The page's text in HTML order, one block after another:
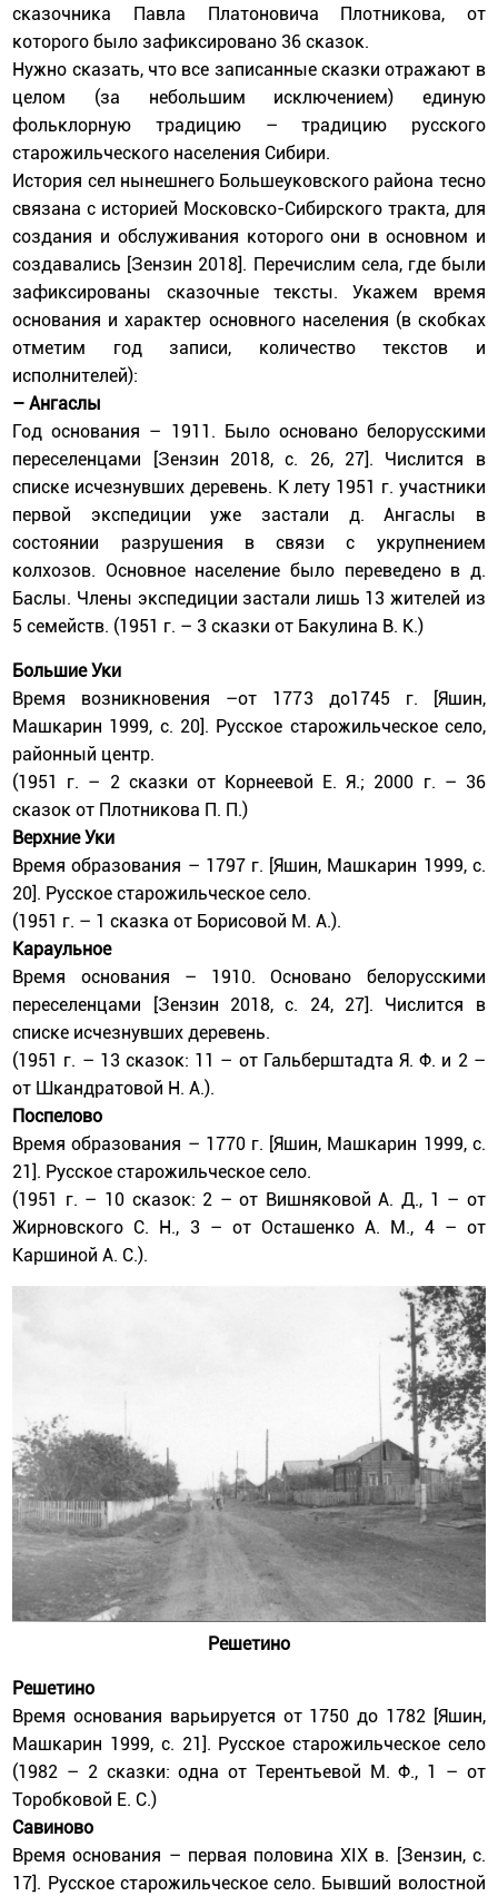
сказочника Павла Платоновича Плотникова, от
которого было зафиксировано 36 сказок.
Нужно сказать, что все записанные сказки отражают в
целом (за небольшим исключением) единую
фольклорную традицию – традицию русского
старожильческого населения Сибири.
История сел нынешнего Большеуковского района тесно
связана с историей Московско-Сибирского тракта, для
создания и обслуживания которого они в основном и
создавались [Зензин 2018]. Перечислим села, где были
зафиксированы сказочные тексты. Укажем время
основания и характер основного населения (в скобках
отметим год записи, количество текстов и
исполнителей):
– Ангаслы
Год основания – 1911. Было основано белорусскими
переселенцами [Зензин 2018, с. 26, 27]. Числится в
списке исчезнувших деревень. К лету 1951 г. участники
первой экспедиции уже застали д. Ангаслы в
состоянии разрушения в связи с укрупнением
колхозов. Основное население было переведено в д.
Баслы. Члены экспедиции застали лишь 13 жителей из
5 семейств. (1951 г. – 3 сказки от Бакулина В. К.)
Большие Уки
Время возникновения –от 1773 до1745 г. [Яшин,
Машкарин 1999, с. 20]. Русское старожильческое село,
районный центр.
(1951 г. – 2 сказки от Корнеевой Е. Я.; 2000 г. – 36
сказок от Плотникова П. П.)
Верхние Уки
Время образования – 1797 г. [Яшин, Машкарин 1999, с.
20]. Русское старожильческое село.
(1951 г. – 1 сказка от Борисовой М. А.).
Караульное
Время основания – 1910. Основано белорусскими
переселенцами [Зензин 2018, с. 24, 27]. Числится в
списке исчезнувших деревень.
(1951 г. – 13 сказок: 11 – от Гальберштадта Я. Ф. и 2 –
от Шкандратовой Н. А.).
Поспелово
Время образования – 1770 г. [Яшин, Машкарин 1999, с.
21]. Русское старожильческое село.
(1951 г. – 10 сказок: 2 – от Вишняковой А. Д., 1 – от
Жирновского С. Н., 3 – от Осташенко А. М., 4 – от
Каршиной А. С.).
Решетино
Решетино
Время основания варьируется от 1750 до 1782 [Яшин,
Машкарин 1999, с. 21]. Русское старожильческое село
(1982 – 2 сказки: одна от Терентьевой М. Ф., 1 – от
Торобковой Е. С.)
Савиново
Время основания – первая половина XIX в. [Зензин, с.
17]. Русское старожильческое село. Бывший волостной